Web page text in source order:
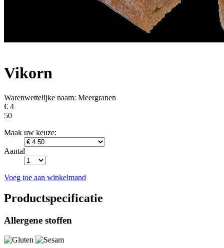
Vikorn
Warenwettelijke naam: Meergranen
€ 4
50
Maak uw keuze:
Aantal
Voeg toe aan winkelmand
Productspecificatie
Allergene stoffen